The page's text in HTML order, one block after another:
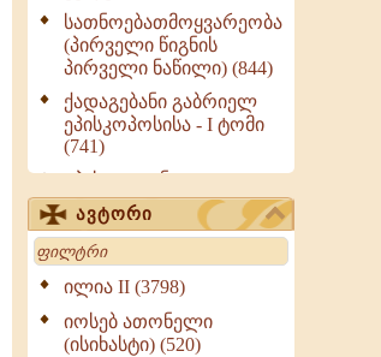
სათნოებათმოყვარეობა
(პირველი წიგნის
პირველი ნაწილი) (844)
ქადაგებანი გაბრიელ
ეპისკოპოსისა - I ტომი
(741)
ეპისტოლენი,
ქადაგებანი, სიტყვანი
(ნაწილი III) (723)
მოძღვრის ძალზე
სასარგებლო რჩევები
მრევლისათვის (545)
Wisdomge (514)
ავტორი
Search
ილია II (3798)
იოსებ ათონელი
(ისიხასტი) (520)